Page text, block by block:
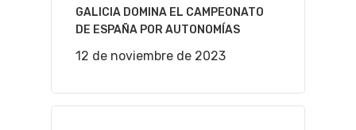
GALICIA DOMINA EL CAMPEONATO
DE ESPAÑA POR AUTONOMÍAS
12 de noviembre de 2023